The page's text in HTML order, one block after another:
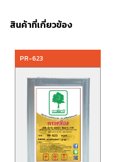
สินค้าที่เกี่ยวข้อง
PR-623